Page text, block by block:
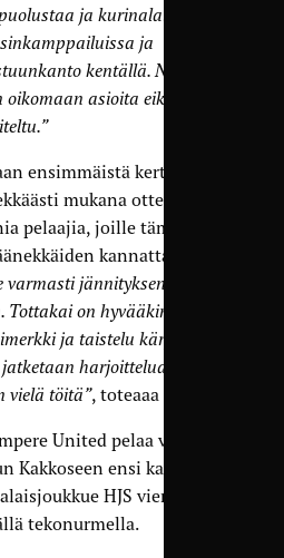
ja kurinalainen
ja
kentällä. Nuo asiat
asioita eikä tehty
ensimmäistä kertaa tänä
mukana ottelussa, ja
pelaajia, joille tämä oli
kannattajien
varmasti jännityksen piikkiin
on hyvääkin
ja taistelu kärjessä.
harjoittelua sillä nyt
vielä töitä”, toteaaa Mäkelä.
United pelaa vasta
Kakkoseen ensi kaudeksi
HJS vierailee
tekonurmella.